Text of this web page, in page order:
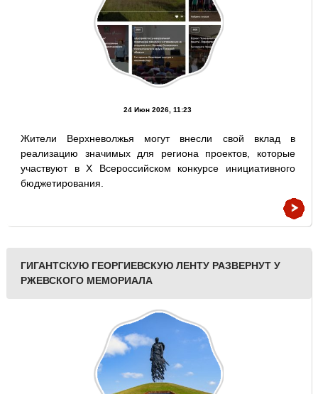
24 Июн 2026, 11:23
Жители Верхневолжья могут внесли свой вклад в
реализацию значимых для региона проектов, которые
участвуют в X Всероссийском конкурсе инициативного
бюджетирования.
ГИГАНТСКУЮ ГЕОРГИЕВСКУЮ ЛЕНТУ РАЗВЕРНУТ У
РЖЕВСКОГО МЕМОРИАЛА